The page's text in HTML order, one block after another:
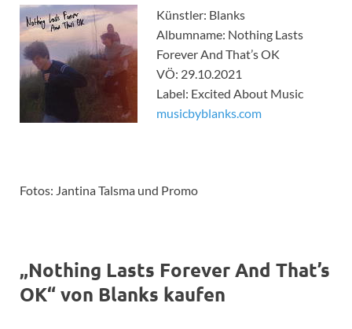
Künstler: Blanks
Albumname: Nothing Lasts
Forever And That’s OK
VÖ: 29.10.2021
Label: Excited About Music
musicbyblanks.com
Fotos: Jantina Talsma und Promo
„Nothing Lasts Forever And That’s
OK“ von Blanks kaufen